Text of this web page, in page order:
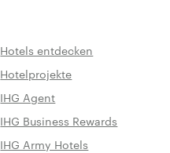
Hotels entdecken
Hotelprojekte
IHG Agent
IHG Business Rewards
IHG Army Hotels